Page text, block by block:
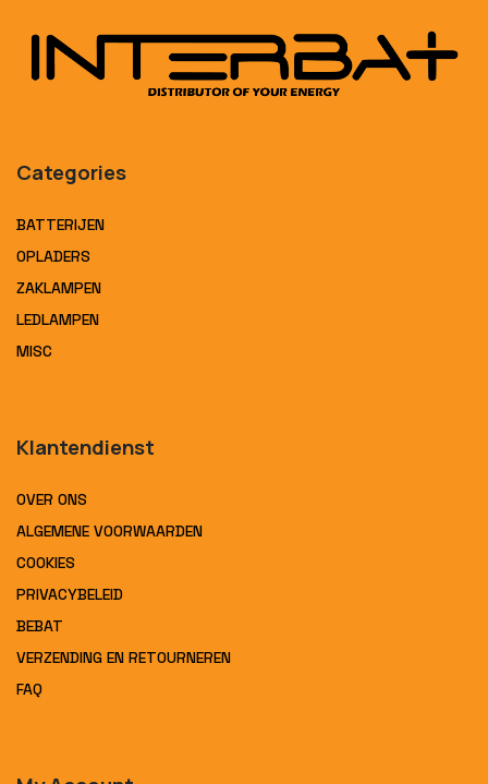
Categories
BATTERIJEN
OPLADERS
ZAKLAMPEN
LEDLAMPEN
MISC
Klantendienst
OVER ONS
ALGEMENE VOORWAARDEN
COOKIES
PRIVACYBELEID
BEBAT
VERZENDING EN RETOURNEREN
FAQ